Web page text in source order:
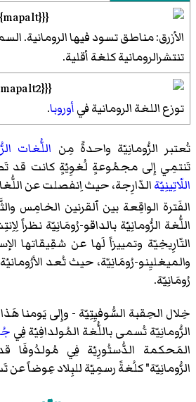
الأزرق: مناطق تسود فيها الرومانية.
تنتشرالرومانية كلغة أقلية.
توزع اللغة الرومانية فيأوروبا.
تُعتبر الرُّومانِيّة واحدةً مِن اللُّغات
تَنتمِي إِلى مجمُوعةٍ لُغوِيّةٍ كانت قد
اللّاتِينِيّةالدّارِجة، حيث اِنفصلت عن
الفَترة الواقِعة بين ٱلقرنين الخامِس
اللُّغة الرُّومانِيّة بالداقو-رُومَانِيّة نظراً
التّارِيخِيّة وتمييزاً لَها عن شقِيقاتها
والميغليِنو-رُومَانِيّة، حيث تُعد
رُومَانِيّة.
خِلال الحِقبة السُّوفيِتِيّة - وإِلى يَومنا
الرُّومانِيّة تُسمى باللُّغة المُولدافِيّة فِي
المَحكمة الدُّستُورِيّة فِي مُولدُوفَا
الرُّومانِيّة" كلُغةً رسمِيّة للبِلاد عِوضاً عن